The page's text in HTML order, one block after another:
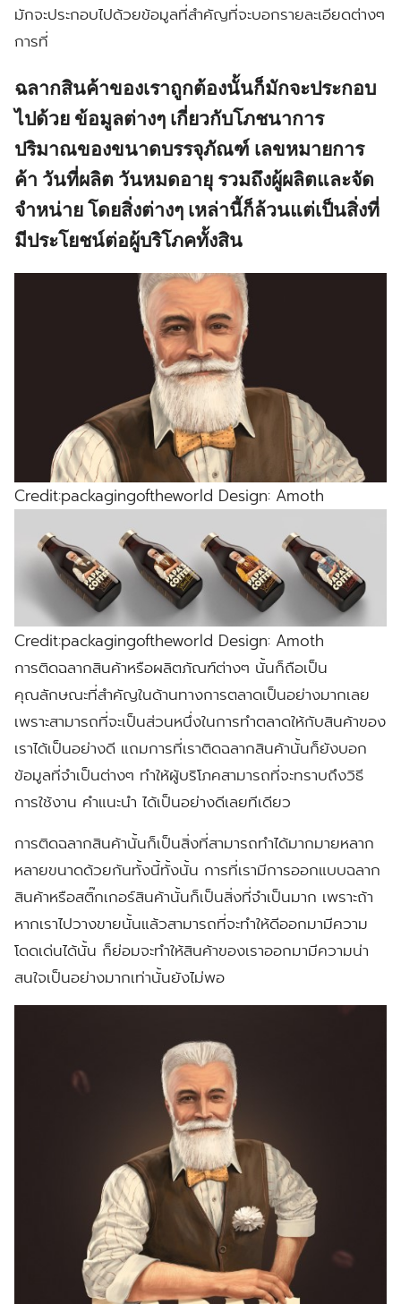
มักจะประกอบไปด้วยข้อมูลที่สำคัญที่จะบอกรายละเอียดต่างๆ
การที่
ฉลากสินค้าของเราถูกต้องนั้นก็มักจะประกอบ
ไปด้วย ข้อมูลต่างๆ เกี่ยวกับโภชนาการ
ปริมาณของขนาดบรรจุภัณฑ์ เลขหมายการ
ค้า วันที่ผลิต วันหมดอายุ รวมถึงผู้ผลิตและจัด
จำหน่าย โดยสิ่งต่างๆ เหล่านี้ก็ล้วนแต่เป็นสิ่งที่
มีประโยชน์ต่อผู้บริโภคทั้งสิน
Credit:packagingoftheworld Design: Amoth
Credit:packagingoftheworld Design: Amoth
การติดฉลากสินค้าหรือผลิตภัณฑ์ต่างๆ นั้นก็ถือเป็น
คุณลักษณะที่สำคัญในด้านทางการตลาดเป็นอย่างมากเลย
เพราะสามารถที่จะเป็นส่วนหนึ่งในการทำตลาดให้กับสินค้าของ
เราได้เป็นอย่างดี แถมการที่เราติดฉลากสินค้านั้นก็ยังบอก
ข้อมูลที่จำเป็นต่างๆ ทำให้ผู้บริโภคสามารถที่จะทราบถึงวิธี
การใช้งาน คำแนะนำ ได้เป็นอย่างดีเลยทีเดียว
การติดฉลากสินค้านั้นก็เป็นสิ่งที่สามารถทำได้มากมายหลาก
หลายขนาดด้วยกันทั้งนี้ทั้งนั้น การที่เรามีการออกแบบฉลาก
สินค้าหรือสติ๊กเกอร์สินค้านั้นก็เป็นสิ่งที่จำเป็นมาก เพราะถ้า
หากเราไปวางขายนั้นแล้วสามารถที่จะทำให้ดีออกมามีความ
โดดเด่นได้นั้น ก็ย่อมจะทำให้สินค้าของเราออกมามีความน่า
สนใจเป็นอย่างมากเท่านั้นยังไม่พอ